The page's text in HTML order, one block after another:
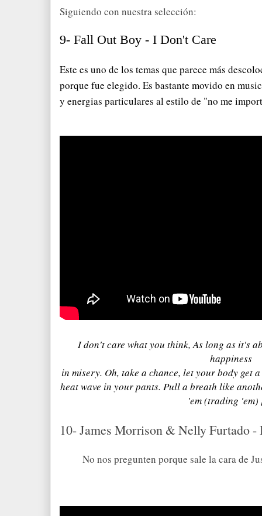
Siguiendo con nuestra selección:
9- Fall Out Boy - I Don't Care
Este es uno de los temas que parece más
porque fue elegido. Es bastante movido en
y energias particulares al estilo de "no me
Idon'tcare what you think,As long as it's
happiness
in misery. Oh, take a chance, let your body get
heat wave in your pants.Pull a breath like
'em(trading
10- James Morrison & Nelly Furtado -
No nos pregunten porque sale la cara de